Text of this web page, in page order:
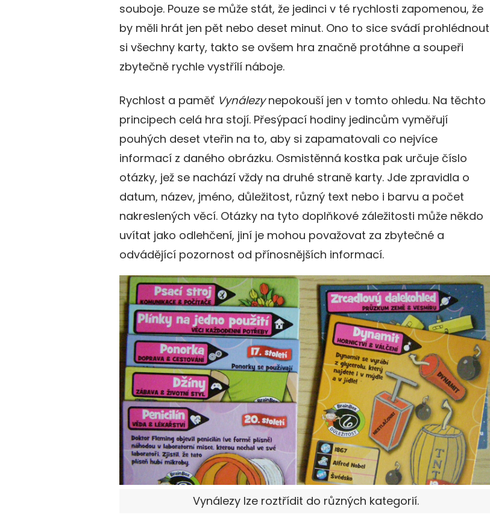
souboje. Pouze se může stát, že jedinci v té rychlosti zapomenou, že
by měli hrát jen pět nebo deset minut. Ono to sice svádí prohlédnout
si všechny karty, takto se ovšem hra značně protáhne a soupeři
zbytečně rychle vystřílí náboje.
Rychlost a paměť Vynálezynepokouší jen v tomto ohledu. Na těchto
principech celá hra stojí. Přesýpací hodiny jedincům vyměřují
pouhých deset vteřin na to, aby si zapamatovali co nejvíce
informací z daného obrázku. Osmistěnná kostka pak určuje číslo
otázky, jež se nachází vždy na druhé straně karty. Jde zpravidla o
datum, název, jméno, důležitost, různý text nebo i barvu a počet
nakreslených věcí. Otázky na tyto doplňkové záležitosti může někdo
uvítat jako odlehčení, jiní je mohou považovat za zbytečné a
odvádějící pozornost od přínosnějších informací.
Vynálezy lze roztřídit do různých kategorií.